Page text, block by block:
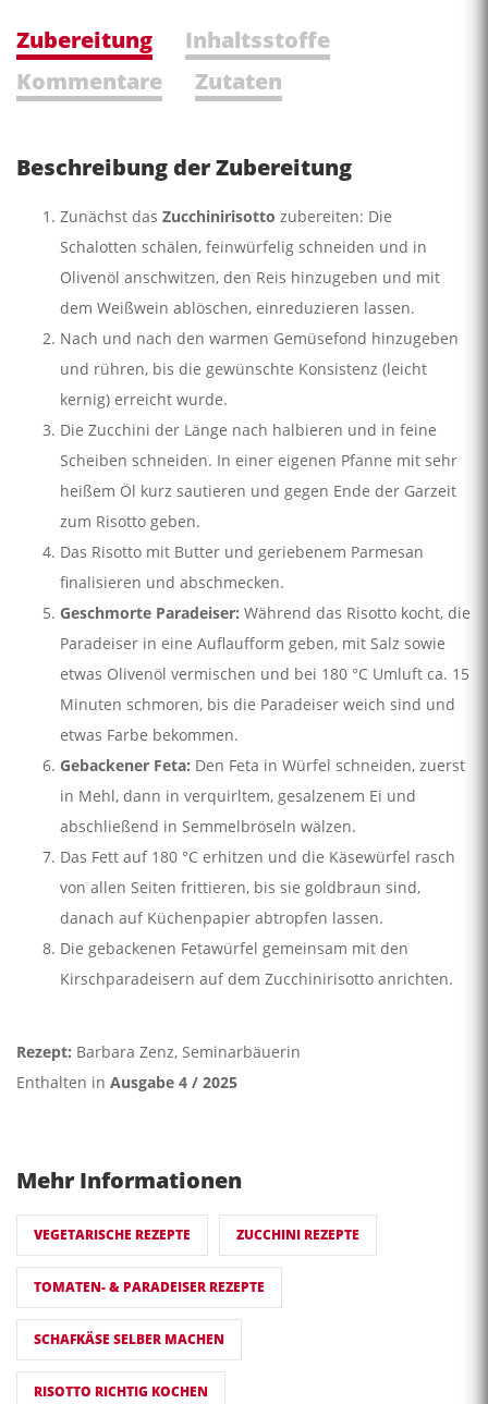
Zubereitung
Inhaltsstoffe
Kommentare
Zutaten
Beschreibung der Zubereitung
Zunächst das Zucchinirisotto zubereiten: Die
Schalotten schälen, feinwürfelig schneiden und in
Olivenöl anschwitzen, den Reis hinzugeben und mit
dem Weißwein ablöschen, einreduzieren lassen.
Nach und nach den warmen Gemüsefond hinzugeben
und rühren, bis die gewünschte Konsistenz (leicht
kernig) erreicht wurde.
Die Zucchini der Länge nach halbieren und in feine
Scheiben schneiden. In einer eigenen Pfanne mit sehr
heißem Öl kurz sautieren und gegen Ende der Garzeit
zum Risotto geben.
Das Risotto mit Butter und geriebenem Parmesan
finalisieren und abschmecken.
Geschmorte Paradeiser: Während das Risotto kocht, die
Paradeiser in eine Auflaufform geben, mit Salz sowie
etwas Olivenöl vermischen und bei 180 °C Umluft ca. 15
Minuten schmoren, bis die Paradeiser weich sind und
etwas Farbe bekommen.
Gebackener Feta: Den Feta in Würfel schneiden, zuerst
in Mehl, dann in verquirltem, gesalzenem Ei und
abschließend in Semmelbröseln wälzen.
Das Fett auf 180 °C erhitzen und die Käsewürfel rasch
von allen Seiten frittieren, bis sie goldbraun sind,
danach auf Küchenpapier abtropfen lassen.
Die gebackenen Fetawürfel gemeinsam mit den
Kirschparadeisern auf dem Zucchinirisotto anrichten.
Rezept: Barbara Zenz, Seminarbäuerin
Enthalten in Ausgabe 4 / 2025
Mehr Informationen
VEGETARISCHE REZEPTE ZUCCHINI REZEPTE
TOMATEN- & PARADEISER REZEPTE
SCHAFKÄSE SELBER MACHEN
RISOTTO RICHTIG KOCHEN